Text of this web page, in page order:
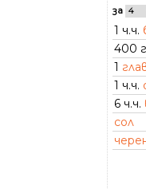
за
1 ч.ч.
400 г
1
1 ч.ч.
6 ч.ч.
сол